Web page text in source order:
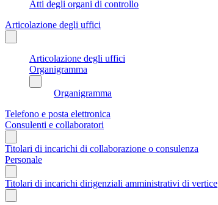
Atti degli organi di controllo
Articolazione degli uffici
Articolazione degli uffici
Organigramma
Organigramma
Telefono e posta elettronica
Consulenti e collaboratori
Titolari di incarichi di collaborazione o consulenza
Personale
Titolari di incarichi dirigenziali amministrativi di vertice